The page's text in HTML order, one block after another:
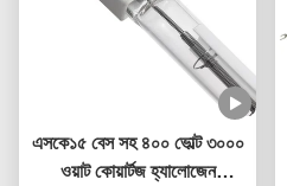
এসকে১৫ বেস সহ ৪০০ ভোল্ট ৩০০০
ওয়াট কোয়ার্টজ হ্যালোজেন